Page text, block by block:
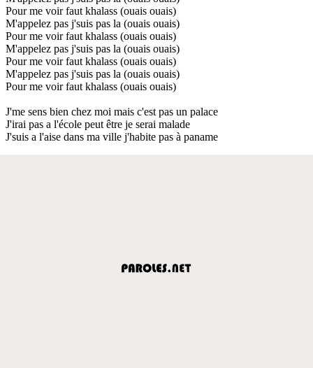
Pour me voir faut khalass (ouais ouais)
M'appelez pas j'suis pas la (ouais ouais)
Pour me voir faut khalass (ouais ouais)
M'appelez pas j'suis pas la (ouais ouais)
Pour me voir faut khalass (ouais ouais)
M'appelez pas j'suis pas la (ouais ouais)
Pour me voir faut khalass (ouais ouais)
J'me sens bien chez moi mais c'est pas un palace
J'irai pas a l'école peut être je serai malade
J'suis a l'aise dans ma ville j'habite pas à paname